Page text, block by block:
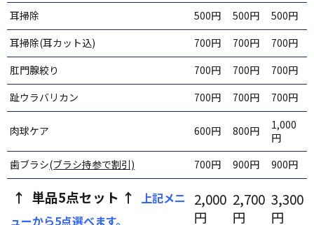
耳掃除
500円 500円
500円
耳掃除(耳カット込)
700円 700円
700円
肛門腺絞り
700円 700円
700円
趾ウラバリカン
700円 700円 700円
肉球ケア 600円 800円
1,000
円
歯ブラシ(ブラシ持参で割引) 700円 900円 900円
↑ 単品5点セット ↑
上記メニ
ューから5点選べます。
2,000
円
2,700
円
3,300
円